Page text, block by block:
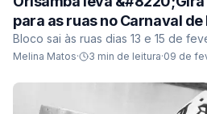
para as ruas no Carnaval de
Bloco sai às ruas dias 13 e 15 de
Melina Matos· 3 min de leitura·09 de